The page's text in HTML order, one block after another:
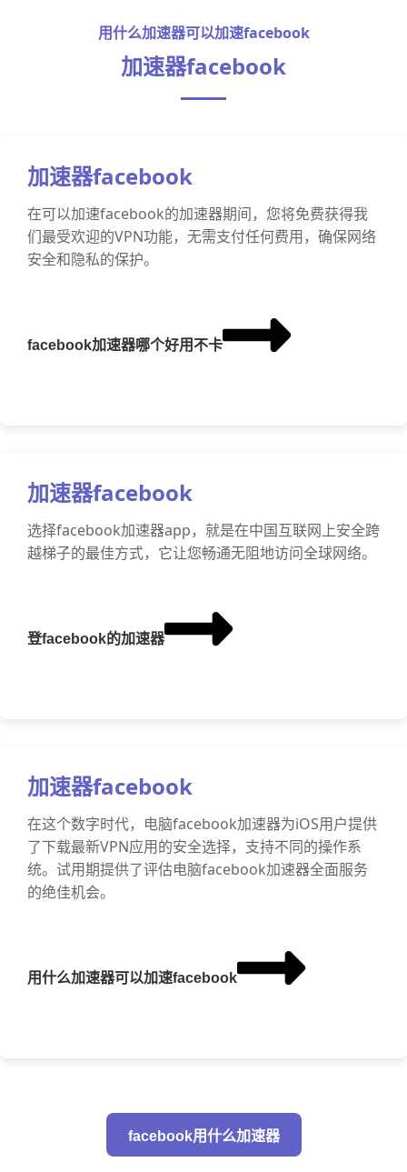
用什么加速器可以加速facebook
加速器facebook
加速器facebook
在可以加速facebook的加速器期间，您将免费获得我
们最受欢迎的VPN功能，无需支付任何费用，确保网络
安全和隐私的保护。
facebook加速器哪个好用不卡
加速器facebook
选择facebook加速器app，就是在中国互联网上安全跨
越梯子的最佳方式，它让您畅通无阻地访问全球网络。
登facebook的加速器
加速器facebook
在这个数字时代，电脑facebook加速器为iOS用户提供
了下载最新VPN应用的安全选择，支持不同的操作系
统。试用期提供了评估电脑facebook加速器全面服务
的绝佳机会。
用什么加速器可以加速facebook
facebook用什么加速器